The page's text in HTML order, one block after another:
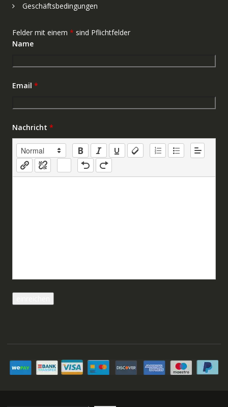
Geschäftsbedingungen
Felder mit einem * sind Pflichtfelder
Name
Email *
Nachricht *